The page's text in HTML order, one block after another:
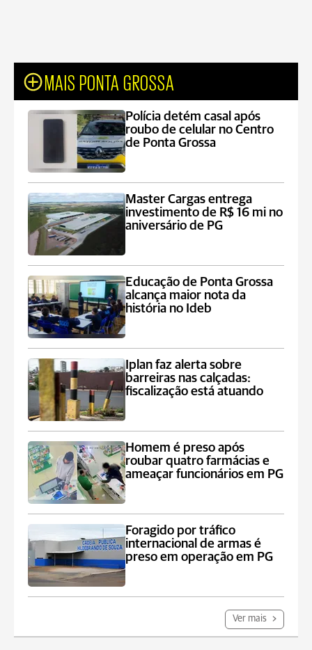
MAIS PONTA GROSSA
Polícia detém casal após
roubo de celular no Centro
de Ponta Grossa
Master Cargas entrega
investimento de R$ 16 mi no
aniversário de PG
Educação de Ponta Grossa
alcança maior nota da
história no Ideb
Iplan faz alerta sobre
barreiras nas calçadas:
fiscalização está atuando
Homem é preso após
roubar quatro farmácias e
ameaçar funcionários em PG
Foragido por tráfico
internacional de armas é
preso em operação em PG
Ver mais